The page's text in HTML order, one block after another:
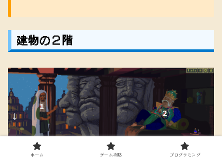
建物の２階
ホーム ゲーム攻略 プログラミング